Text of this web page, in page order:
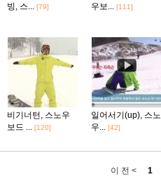
빙, 스... [79]
우보... [111]
비기너턴, 스노우
보드 ... [120]
일어서기(up), 스노
우... [42]
이 전 < 1